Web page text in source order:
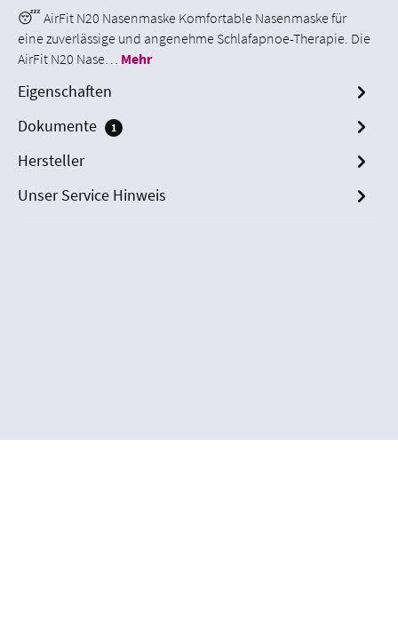
😴 AirFit N20 Nasenmaske Komfortable Nasenmaske für
eine zuverlässige und angenehme Schlafapnoe-Therapie. Die
AirFit N20 Nase… Mehr
Eigenschaften
Dokumente
1
Hersteller
Unser Service Hinweis